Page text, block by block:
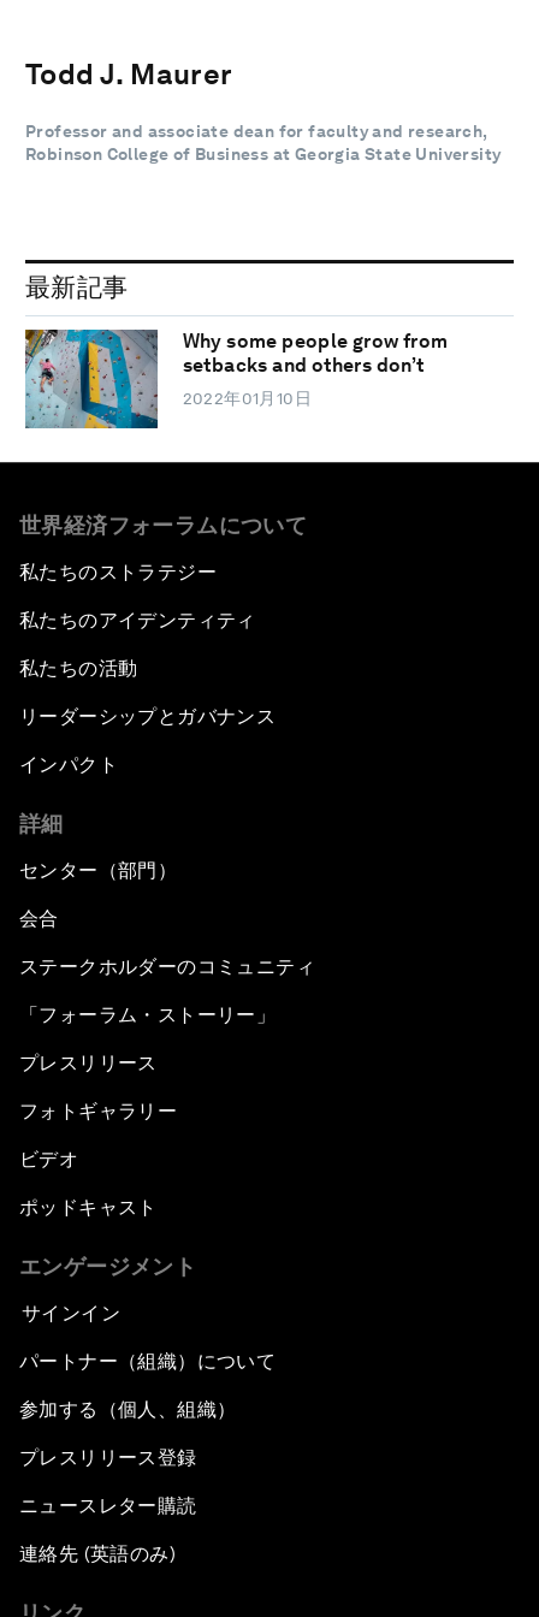
Todd J. Maurer
Professor and associate dean for faculty and research,
Robinson College of Business at Georgia State University
最新記事
Why some people grow from
setbacks and others don’t
2022年01月10日
世界経済フォーラムについて
私たちのストラテジー
私たちのアイデンティティ
私たちの活動
リーダーシップとガバナンス
インパクト
詳細
センター（部門）
会合
ステークホルダーのコミュニティ
「フォーラム・ストーリー」
プレスリリース
フォトギャラリー
ビデオ
ポッドキャスト
エンゲージメント
サインイン
パートナー（組織）について
参加する（個人、組織）
プレスリリース登録
ニュースレター購読
連絡先 (英語のみ)